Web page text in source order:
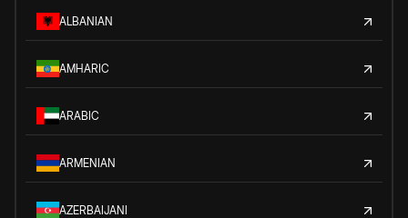
ALBANIAN
AMHARIC
ARABIC
ARMENIAN
AZERBAIJANI